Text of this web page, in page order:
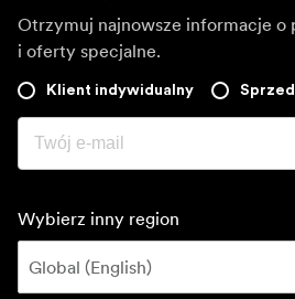
Otrzymuj najnowsze informacje o
i oferty specjalne.
Klient indywidualny
Wybierz inny region